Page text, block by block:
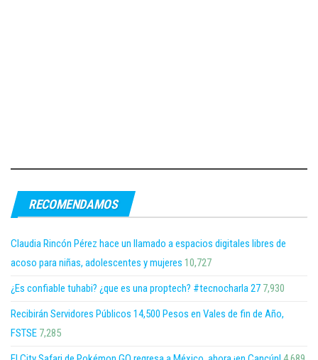
RECOMENDAMOS
Claudia Rincón Pérez hace un llamado a espacios digitales libres de
acoso para niñas, adolescentes y mujeres 10,727
¿Es confiable tuhabi? ¿que es una proptech? #tecnocharla 27 7,930
Recibirán Servidores Públicos 14,500 Pesos en Vales de fin de Año,
FSTSE 7,285